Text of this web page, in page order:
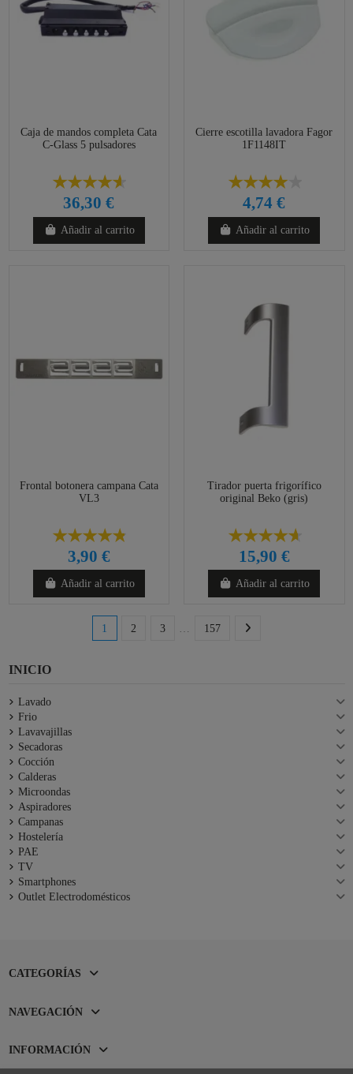
Caja de mandos completa Cata
C-Glass 5 pulsadores
36,30 €
Añadir al carrito
Cierre escotilla lavadora Fagor
1F1148IT
4,74 €
Añadir al carrito
Frontal botonera campana Cata
VL3
3,90 €
Añadir al carrito
Tirador puerta frigorífico
original Beko (gris)
15,90 €
Añadir al carrito
1 2 3 157
INICIO
Lavado
Frio
Lavavajillas
Secadoras
Cocción
Calderas
Microondas
Aspiradores
Campanas
Hostelería
PAE
TV
Smartphones
Outlet Electrodomésticos
CATEGORÍAS
NAVEGACIÓN
INFORMACIÓN